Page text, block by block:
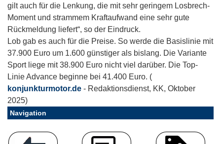
gilt auch für die Lenkung, die mit sehr geringem Losbrech-
Moment und strammem Kraftaufwand eine sehr gute
Rückmeldung liefert“, so der Eindruck.
Lob gab es auch für die Preise. So werde die Basislinie mit
37.900 Euro um 1.600 günstiger als bislang. Die Variante
Sport liege mit 38.900 Euro nicht viel darüber. Die Top-
Linie Advance beginne bei 41.400 Euro. (
konjunkturmotor.de - Redaktionsdienst, KK, Oktober
2025)
Navigation